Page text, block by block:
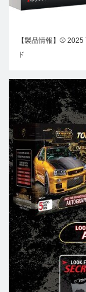
【製品情報】⚾
ド